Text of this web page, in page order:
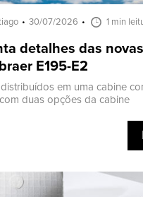
30/07/2026 1 min
detalhes das novas
E195-E2
em uma cabine
duas opções da cabine